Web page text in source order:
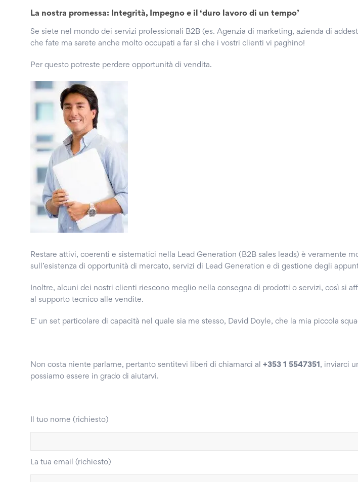
La nostra promessa: Integrità, Impegno e il ‘duro lavoro di un tempo’
Se siete nel mondo dei servizi professionali B2B (es. Agenzia di marketing, azienda di
che fate ma sarete anche molto occupati a far sì che i vostri clienti vi paghino!
Per questo potreste perdere opportunità di vendita.
Restare attivi, coerenti e sistematici nella Lead Generation (B2B sales leads) è veramente
sull’esistenza di opportunità di mercato, servizi di Lead Generation e di gestione degli
Inoltre, alcuni dei nostri clienti riescono meglio nella consegna di prodotti o servizi, così si
al supporto tecnico alle vendite.
E’ un set particolare di capacità nel quale sia me stesso, David Doyle, che la mia piccola
Non costa niente parlarne, pertanto sentitevi liberi di chiamarci al +353 1 5547351 , inviarci
possiamo essere in grado di aiutarvi.
Il tuo nome (richiesto)
La tua email (richiesto)